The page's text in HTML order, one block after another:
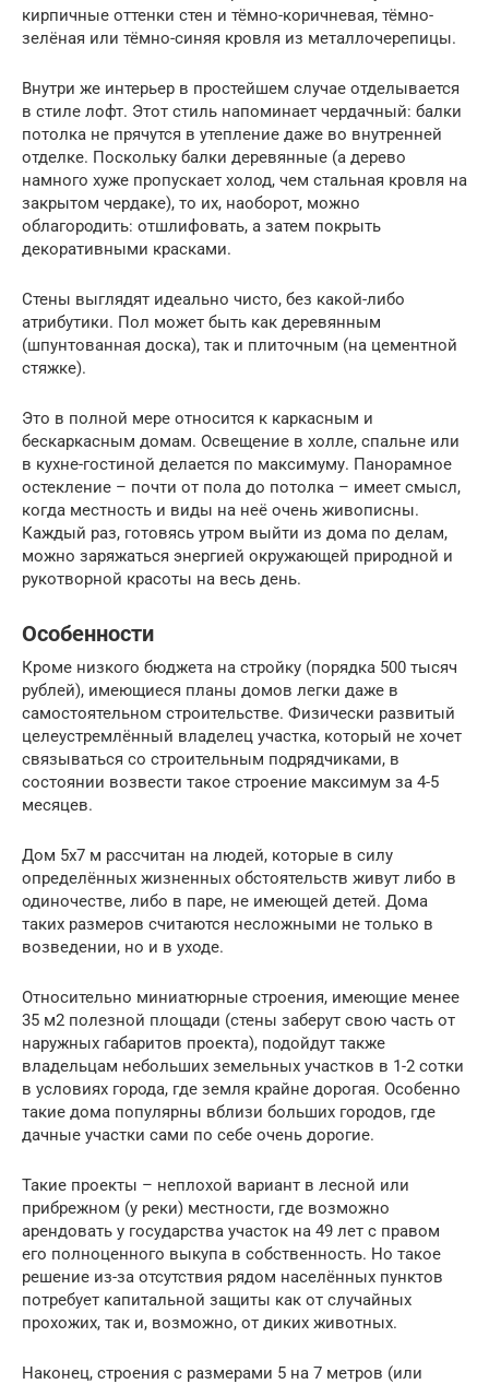
кирпичные оттенки стен и тёмно-коричневая, тёмно-
зелёная или тёмно-синяя кровля из металлочерепицы.
Внутри же интерьер в простейшем случае отделывается
в стиле лофт. Этот стиль напоминает чердачный: балки
потолка не прячутся в утепление даже во внутренней
отделке. Поскольку балки деревянные (а дерево
намного хуже пропускает холод, чем стальная кровля на
закрытом чердаке), то их, наоборот, можно
облагородить: отшлифовать, а затем покрыть
декоративными красками.
Стены выглядят идеально чисто, без какой-либо
атрибутики. Пол может быть как деревянным
(шпунтованная доска), так и плиточным (на цементной
стяжке).
Это в полной мере относится к каркасным и
бескаркасным домам. Освещение в холле, спальне или
в кухне-гостиной делается по максимуму. Панорамное
остекление – почти от пола до потолка – имеет смысл,
когда местность и виды на неё очень живописны.
Каждый раз, готовясь утром выйти из дома по делам,
можно заряжаться энергией окружающей природной и
рукотворной красоты на весь день.
Особенности
Кроме низкого бюджета на стройку (порядка 500 тысяч
рублей), имеющиеся планы домов легки даже в
самостоятельном строительстве. Физически развитый
целеустремлённый владелец участка, который не хочет
связываться со строительным подрядчиками, в
состоянии возвести такое строение максимум за 4-5
месяцев.
Дом 5х7 м рассчитан на людей, которые в силу
определённых жизненных обстоятельств живут либо в
одиночестве, либо в паре, не имеющей детей. Дома
таких размеров считаются несложными не только в
возведении, но и в уходе.
Относительно миниатюрные строения, имеющие менее
35 м2 полезной площади (стены заберут свою часть от
наружных габаритов проекта), подойдут также
владельцам небольших земельных участков в 1-2 сотки
в условиях города, где земля крайне дорогая. Особенно
такие дома популярны вблизи больших городов, где
дачные участки сами по себе очень дорогие.
Такие проекты – неплохой вариант в лесной или
прибрежном (у реки) местности, где возможно
арендовать у государства участок на 49 лет с правом
его полноценного выкупа в собственность. Но такое
решение из-за отсутствия рядом населённых пунктов
потребует капитальной защиты как от случайных
прохожих, так и, возможно, от диких животных.
Наконец, строения с размерами 5 на 7 метров (или